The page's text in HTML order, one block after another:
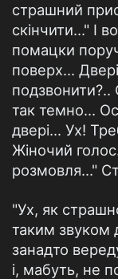
страшний
скінчити..." І
помацки
поверх...
так темно...
двері... Ух!
Жіночий
розмовля..."
"Ух, як
таким звуком
занадто
і, мабуть, не